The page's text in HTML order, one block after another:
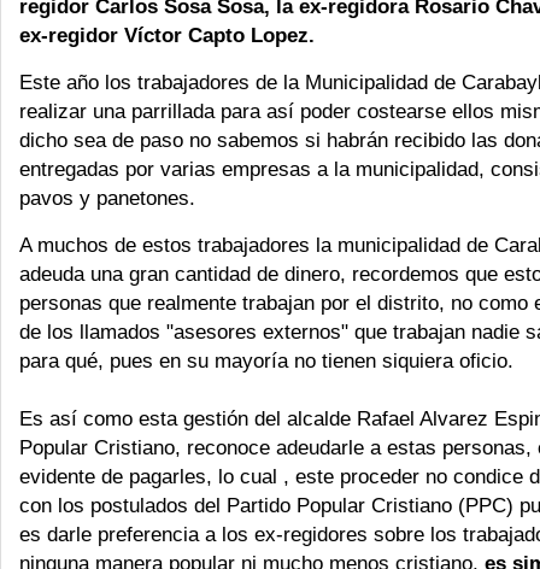
regidor Carlos Sosa Sosa, la ex-regidora Rosario
ex-regidor Víctor Capto Lopez.
Este año los trabajadores de la Municipalidad de
realizar una parrillada para así poder costearse ellos
dicho sea de paso no sabemos si habrán recibido las
entregadas por varias empresas a la municipalidad,
pavos y panetones.
A muchos de estos trabajadores la municipalidad de
adeuda una gran cantidad de dinero, recordemos que
personas que realmente trabajan por el distrito, no como
de los llamados "asesores externos" que trabajan nadie
para qué, pues en su mayoría no tienen siquiera oficio.
Es así como esta gestión del alcalde Rafael Alvarez
Popular Cristiano, reconoce adeudarle a estas personas,
evidente de pagarles, lo cual , este proceder no condice
con los postulados del Partido Popular Cristiano (PPC)
es darle preferencia a los ex-regidores sobre los
ninguna manera popular ni mucho menos cristiano, es